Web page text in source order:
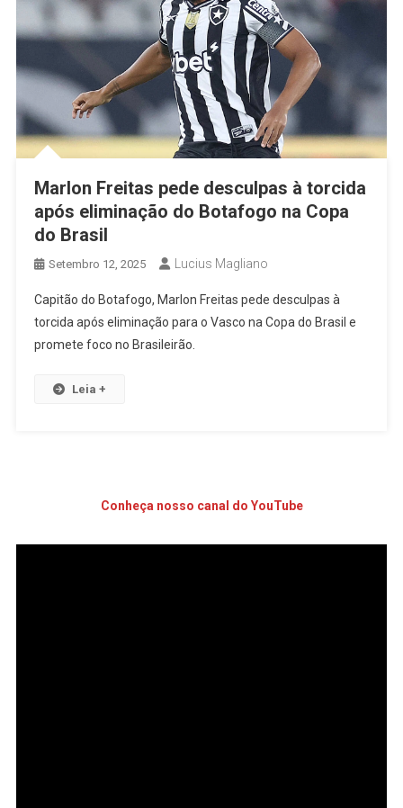
Marlon Freitas pede desculpas à torcida
após eliminação do Botafogo na Copa
do Brasil
Setembro 12, 2025 Lucius Magliano
Capitão do Botafogo, Marlon Freitas pede desculpas à
torcida após eliminação para o Vasco na Copa do Brasil e
promete foco no Brasileirão.
Leia +
Conheça nosso canal do YouTube